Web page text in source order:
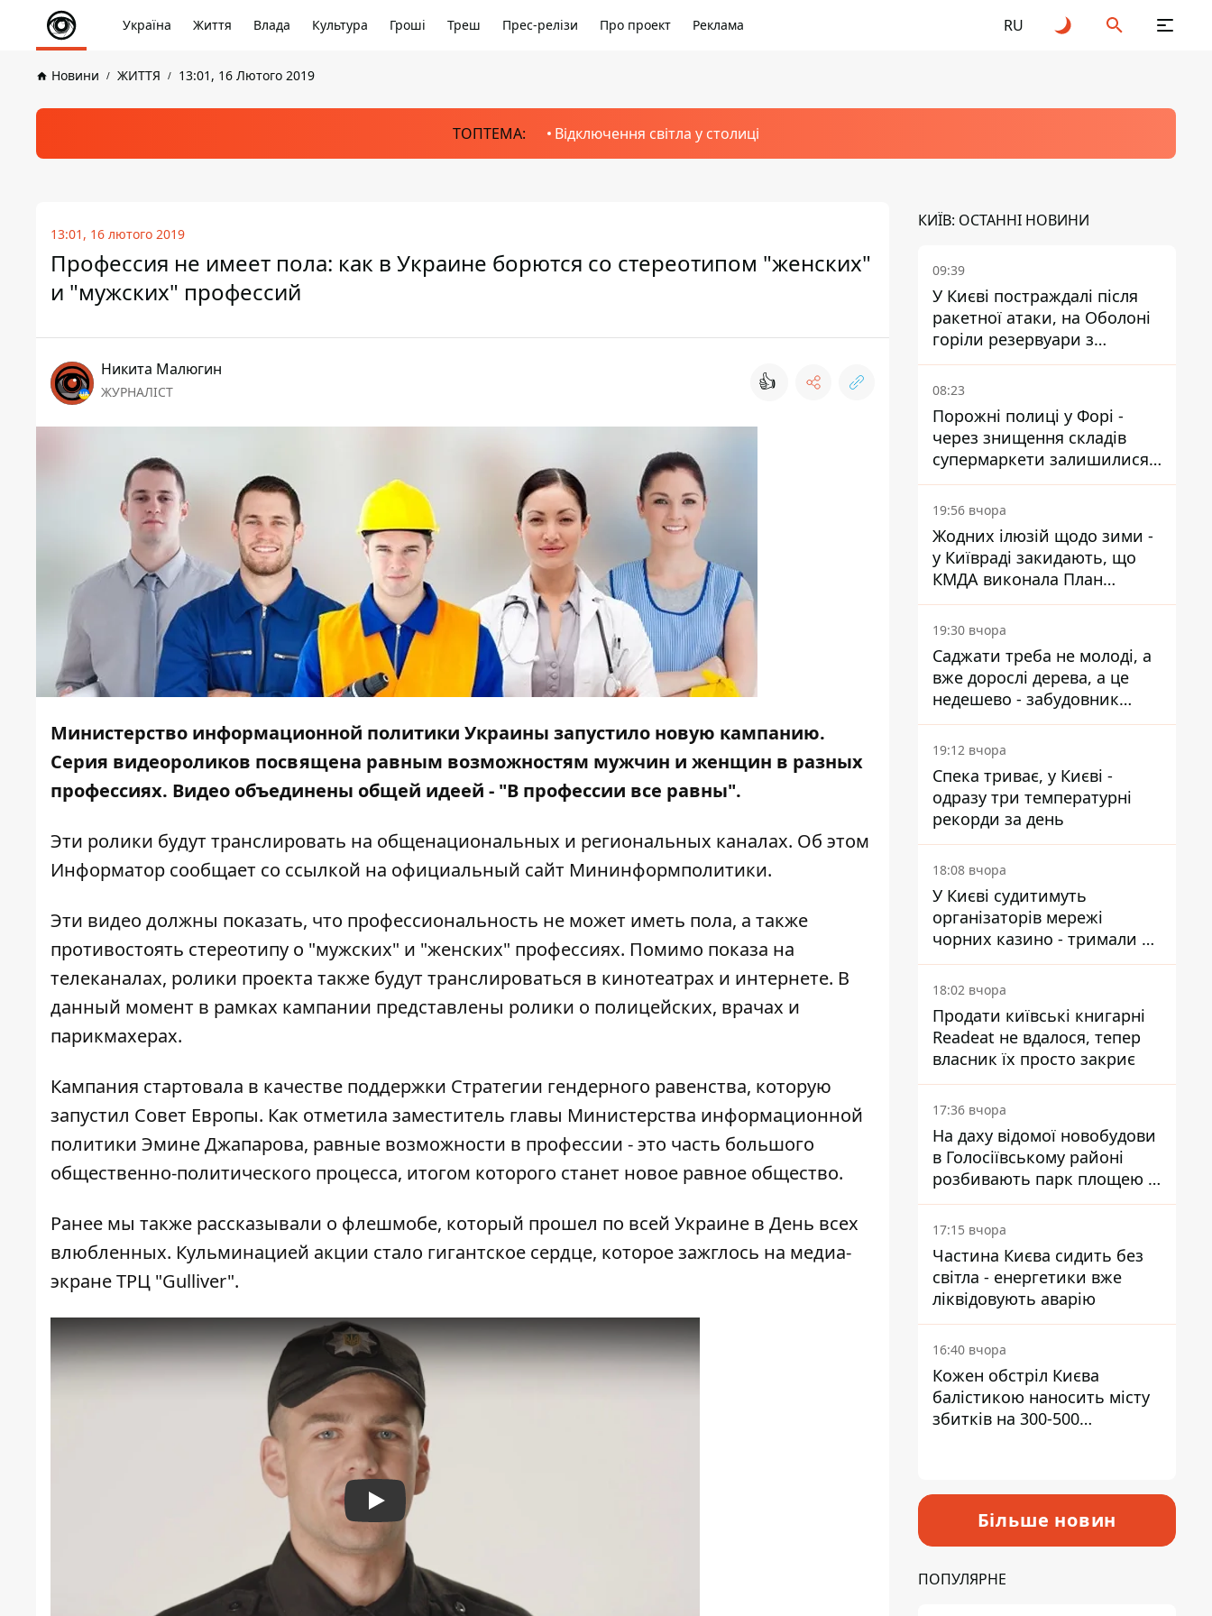
Україна Життя Влада Культура Гроші Треш Прес-релізи Про проект Реклама RU
Новини ЖИТТЯ 13:01, 16 Лютого 2019
ТОПТЕМА: Відключення світла у столиці
13:01, 16 лютого 2019
Профессия не имеет пола: как в Украине борются со стереотипом "женских"
и "мужских" профессий
Никита Малюгин
ЖУРНАЛІСТ 👍
Министерство информационной политики Украины запустило новую кампанию.
Серия видеороликов посвящена равным возможностям мужчин и женщин в разных
профессиях. Видео объединены общей идеей - "В профессии все равны".
Эти ролики будут транслировать на общенациональных и региональных каналах. Об этом
Информатор сообщает со ссылкой на официальный сайт Мининформполитики.
Эти видео должны показать, что профессиональность не может иметь пола, а также
противостоять стереотипу о "мужских" и "женских" профессиях. Помимо показа на
телеканалах, ролики проекта также будут транслироваться в кинотеатрах и интернете. В
данный момент в рамках кампании представлены ролики о полицейских, врачах и
парикмахерах.
Кампания стартовала в качестве поддержки Стратегии гендерного равенства, которую
запустил Совет Европы. Как отметила заместитель главы Министерства информационной
политики Эмине Джапарова, равные возможности в профессии - это часть большого
общественно-политического процесса, итогом которого станет новое равное общество.
Ранее мы также рассказывали о флешмобе, который прошел по всей Украине в День всех
влюбленных. Кульминацией акции стало гигантское сердце, которое зажглось на медиа-
экране ТРЦ "Gulliver".
Play
КИЇВ: ОСТАННІ НОВИНИ
09:39
У Києві постраждалі після
ракетної атаки, на Оболоні
горіли резервуари з
паливом
08:23
Порожні полиці у Форі -
через знищення складів
супермаркети залишилися
без асортименту
19:56 вчора
Жодних ілюзій щодо зими -
у Київраді закидають, що
КМДА виконала План
стійкості на 20%
19:30 вчора
Саджати треба не молоді, а
вже дорослі дерева, а це
недешево - забудовник
Ніконов
19:12 вчора
Спека триває, у Києві -
одразу три температурні
рекорди за день
18:08 вчора
У Києві судитимуть
організаторів мережі
чорних казино - тримали 39
закладів
18:02 вчора
Продати київські книгарні
Readeat не вдалося, тепер
власник їх просто закриє
17:36 вчора
На даху відомої новобудови
в Голосіївському районі
розбивають парк площею в
гектар
17:15 вчора
Частина Києва сидить без
світла - енергетики вже
ліквідовують аварію
16:40 вчора
Кожен обстріл Києва
балістикою наносить місту
збитків на 300-500
Більше новин
ПОПУЛЯРНЕ